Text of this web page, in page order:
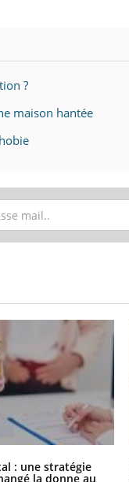
?
maison hantée
: une stratégie
la donne au